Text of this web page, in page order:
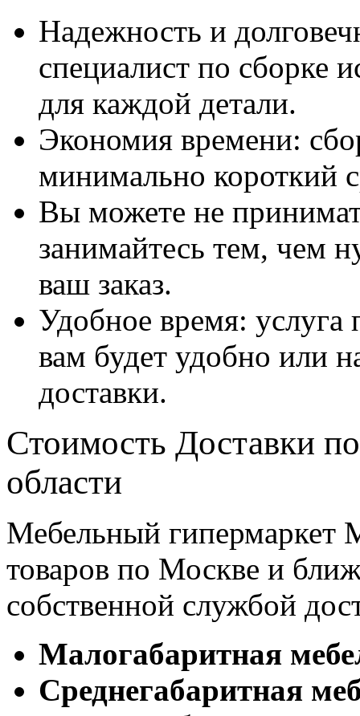
Надежность и
специалист по сборке
для каждой детали.
Экономия времени:
минимально короткий
Вы можете не
занимайтесь тем, чем
ваш заказ.
Удобное время: услуга
вам будет удобно или
доставки.
Стоимость Доставки
области
Мебельный гипермаркет
товаров по Москве и
собственной службой
Малогабаритная
Cреднегабаритная